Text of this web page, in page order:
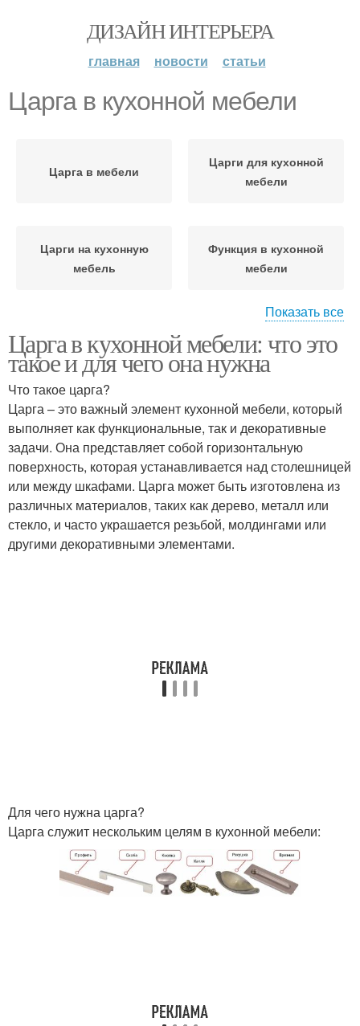
ДИЗАЙН ИНТЕРЬЕРА
главная новости статьи
Царга в кухонной мебели
Царга в мебели
Царги для кухонной
мебели
Царги на кухонную
мебель
Функция в кухонной
мебели
мебели
Царга в кухонных
шкафах
Кухонные шкафы Кухонная фурнитура
Разница между царгой
Показать все
Царга в кухонной мебели: что это
такое и для чего она нужна
Что такое царга?
Царга – это важный элемент кухонной мебели, который
выполняет как функциональные, так и декоративные
задачи. Она представляет собой горизонтальную
поверхность, которая устанавливается над столешницей
или между шкафами. Царга может быть изготовлена из
различных материалов, таких как дерево, металл или
стекло, и часто украшается резьбой, молдингами или
другими декоративными элементами.
Для чего нужна царга?
Царга служит нескольким целям в кухонной мебели: